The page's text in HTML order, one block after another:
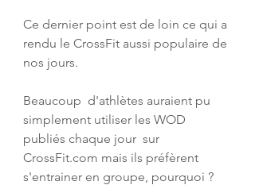
Ce dernier point est de loin ce qui a
rendu le CrossFit aussi populaire de
nos jours.
Beaucoup  d'athlètes auraient pu
simplement utiliser les WOD
publiés chaque jour  sur
CrossFit.com mais ils préfèrent
s'entrainer en groupe, pourquoi ?